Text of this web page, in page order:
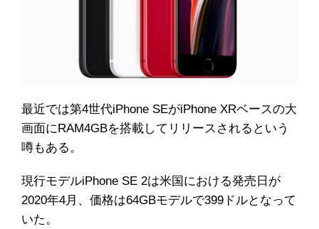
最近では第4世代iPhone SEがiPhone XRベースの大
画面にRAM4GBを搭載してリリースされるという
噂もある。
現行モデルiPhone SE 2は米国における発売日が
2020年4月、価格は64GBモデルで399ドルとなって
いた。